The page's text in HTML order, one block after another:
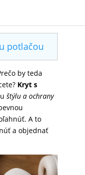
potlačou
by teda
Kryt s
štýlu a ochrany
A to
a objednať